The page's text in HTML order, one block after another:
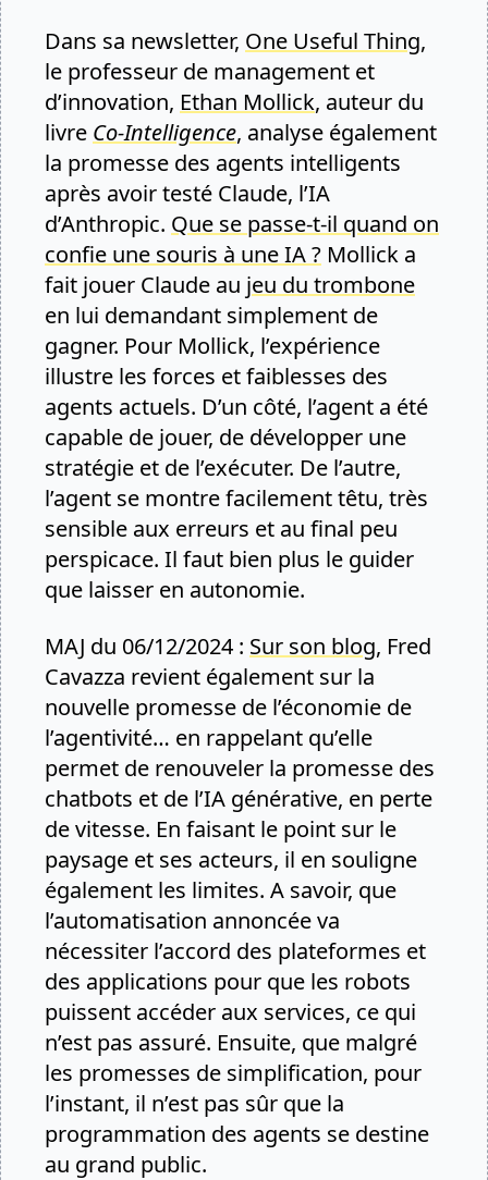
Dans sa newsletter, One Useful Thing,
le professeur de management et
d’innovation, Ethan Mollick, auteur du
livre Co-Intelligence, analyse également
la promesse des agents intelligents
après avoir testé Claude, l’IA
d’Anthropic. Que se passe-t-il quand on
confie une souris à une IA ? Mollick a
fait jouer Claude au jeu du trombone
en lui demandant simplement de
gagner. Pour Mollick, l’expérience
illustre les forces et faiblesses des
agents actuels. D’un côté, l’agent a été
capable de jouer, de développer une
stratégie et de l’exécuter. De l’autre,
l’agent se montre facilement têtu, très
sensible aux erreurs et au final peu
perspicace. Il faut bien plus le guider
que laisser en autonomie.
MAJ du 06/12/2024 : Sur son blog, Fred
Cavazza revient également sur la
nouvelle promesse de l’économie de
l’agentivité… en rappelant qu’elle
permet de renouveler la promesse des
chatbots et de l’IA générative, en perte
de vitesse. En faisant le point sur le
paysage et ses acteurs, il en souligne
également les limites. A savoir, que
l’automatisation annoncée va
nécessiter l’accord des plateformes et
des applications pour que les robots
puissent accéder aux services, ce qui
n’est pas assuré. Ensuite, que malgré
les promesses de simplification, pour
l’instant, il n’est pas sûr que la
programmation des agents se destine
au grand public.